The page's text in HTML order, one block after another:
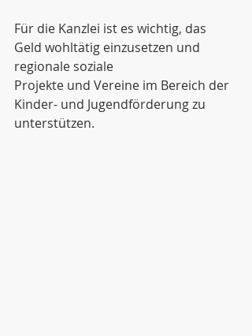
Für die Kanzlei ist es wichtig, das
Geld wohltätig einzusetzen und
regionale soziale
Projekte und Vereine im Bereich der
Kinder- und Jugendförderung zu
unterstützen.